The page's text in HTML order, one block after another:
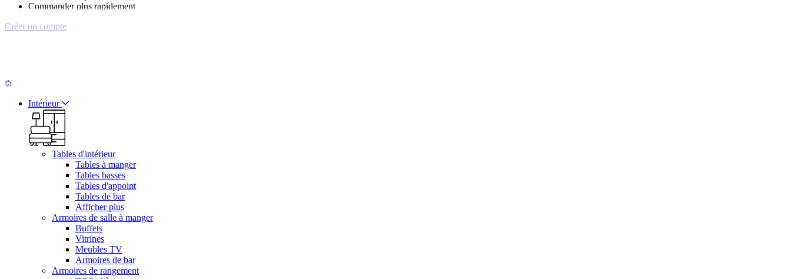
Commander plus rapidement
Créer un compte
Intérieur
Tables d'intérieur
Tables à manger
Tables basses
Tables d'appoint
Tables de bar
Afficher plus
Armoires de salle à manger
Buffets
Vitrines
Meubles TV
Armoires de bar
Armoires de rangement